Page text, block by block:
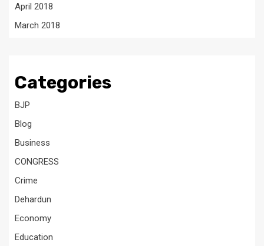
April 2018
March 2018
Categories
BJP
Blog
Business
CONGRESS
Crime
Dehardun
Economy
Education